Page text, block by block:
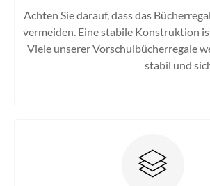
Achten Sie darauf, dass das
vermeiden. Eine stabile Konstruktion
Viele unserer Vorschulbücherregale
stabil und